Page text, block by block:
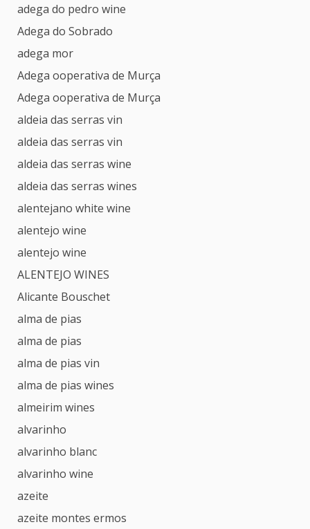
adega do pedro wine
Adega do Sobrado
adega mor
Adega ooperativa de Murça
Adega ooperativa de Murça
aldeia das serras vin
aldeia das serras vin
aldeia das serras wine
aldeia das serras wines
alentejano white wine
alentejo wine
alentejo wine
ALENTEJO WINES
Alicante Bouschet
alma de pias
alma de pias
alma de pias vin
alma de pias wines
almeirim wines
alvarinho
alvarinho blanc
alvarinho wine
azeite
azeite montes ermos